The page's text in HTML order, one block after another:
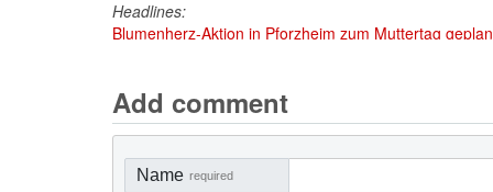
Headlines:
Blumenherz-Aktion in Pforzheim zum Muttertag
Add comment
Name required